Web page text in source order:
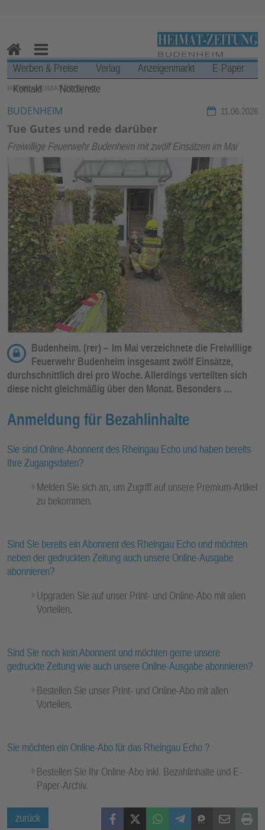
Zum Inhalt springen ↓
SIE BEFINDEN SICH HIER:
HOME›HEIMAT-ZEITUNG
BUDENHEIM 11.06.2026
Tue Gutes und rede darüber
Freiwillige Feuerwehr Budenheim mit zwölf Einsätzen im Mai
Budenheim. (rer) – Im Mai verzeichnete die Freiwillige
Feuerwehr Budenheim insgesamt zwölf Einsätze,
durchschnittlich drei pro Woche. Allerdings verteilten sich
diese nicht gleichmäßig über den Monat. Besonders …
Anmeldung für Bezahlinhalte
Sie sind Online-Abonnent des Rheingau Echo und haben bereits
Ihre Zugangsdaten?
Melden Sie sich an, um Zugriff auf unsere Premium-Artikel
zu bekommen.
Sind Sie bereits ein Abonnent des Rheingau Echo und möchten
neben der gedruckten Zeitung auch unsere Online-Ausgabe
abonnieren?
Upgraden Sie auf unser Print- und Online-Abo mit allen
Vorteilen.
Sind Sie noch kein Abonnent und möchten gerne unsere
gedruckte Zeitung wie auch unsere Online-Ausgabe abonnieren?
Bestellen Sie unser Print- und Online-Abo mit allen
Vorteilen.
Sie möchten ein Online-Abo für das Rheingau Echo ?
Bestellen Sie Ihr Online-Abo inkl. Bezahlinhalte und E-
Paper-Archiv.
zurück FacebookX (Twitter)WhatsAppTelegramThreemaMail Print
H
o
m
e
M
en
u
Werben & Preise Verlag Anzeigenmarkt
E-Paper
Kontakt
Notdienste